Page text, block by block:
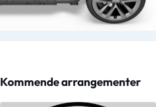
Kommende arrangementer